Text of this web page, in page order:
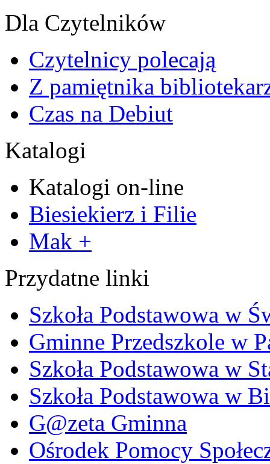
Dla Czytelników
Czytelnicy polecają
Z pamiętnika
Czas na Debiut
Katalogi
Katalogi on-line
Biesiekierz i Filie
Mak +
Przydatne linki
Szkoła Podstawowa w
Gminne Przedszkole w
Szkoła Podstawowa w
Szkoła Podstawowa w
G@zeta Gminna
Ośrodek Pomocy